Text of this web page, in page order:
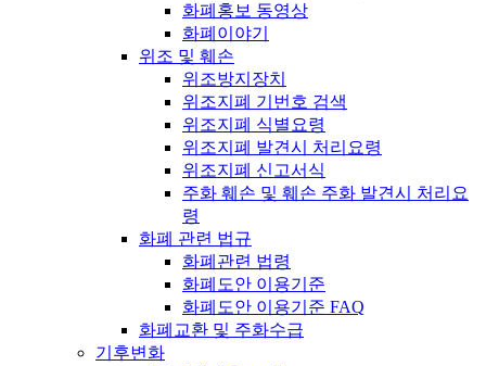
화폐홍보 동영상
화폐이야기
위조 및 훼손
위조방지장치
위조지폐 기번호 검색
위조지폐 식별요령
위조지폐 발견시 처리요령
위조지폐 신고서식
주화 훼손 및 훼손 주화 발견시 처리요
령
화폐 관련 법규
화폐관련 법령
화폐도안 이용기준
화폐도안 이용기준 FAQ
화폐교환 및 주화수급
기후변화